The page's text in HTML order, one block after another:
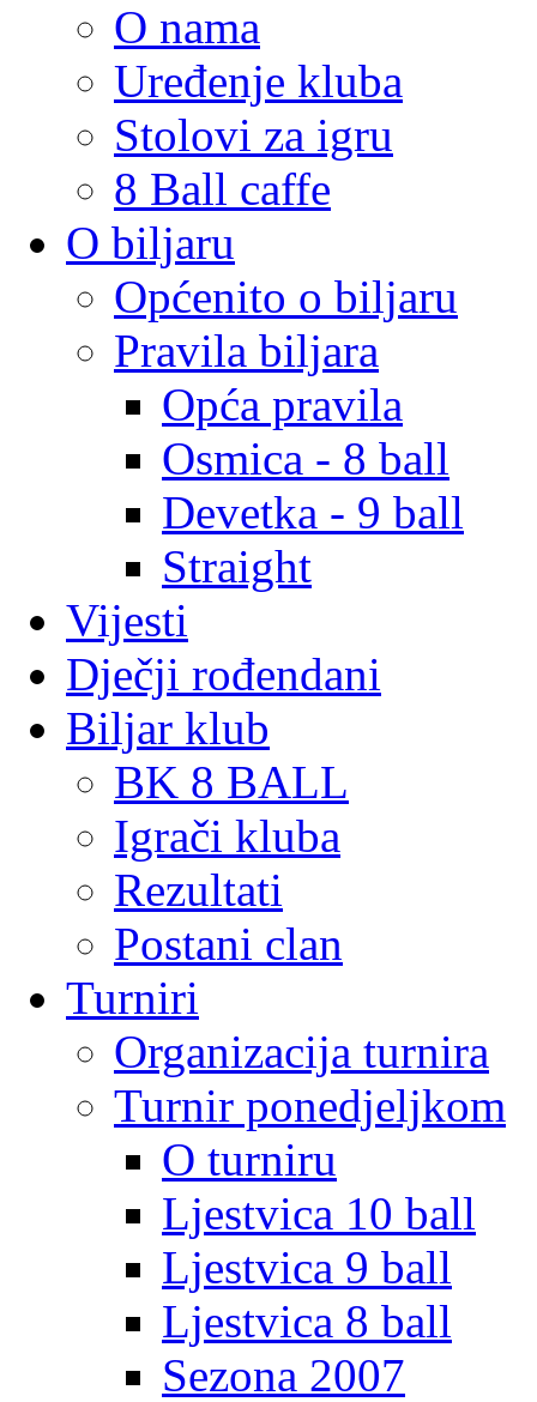
O nama
Uređenje kluba
Stolovi za igru
8 Ball caffe
O biljaru
Općenito o biljaru
Pravila biljara
Opća pravila
Osmica - 8 ball
Devetka - 9 ball
Straight
Vijesti
Dječji rođendani
Biljar klub
BK 8 BALL
Igrači kluba
Rezultati
Postani clan
Turniri
Organizacija turnira
Turnir ponedjeljkom
O turniru
Ljestvica 10 ball
Ljestvica 9 ball
Ljestvica 8 ball
Sezona 2007